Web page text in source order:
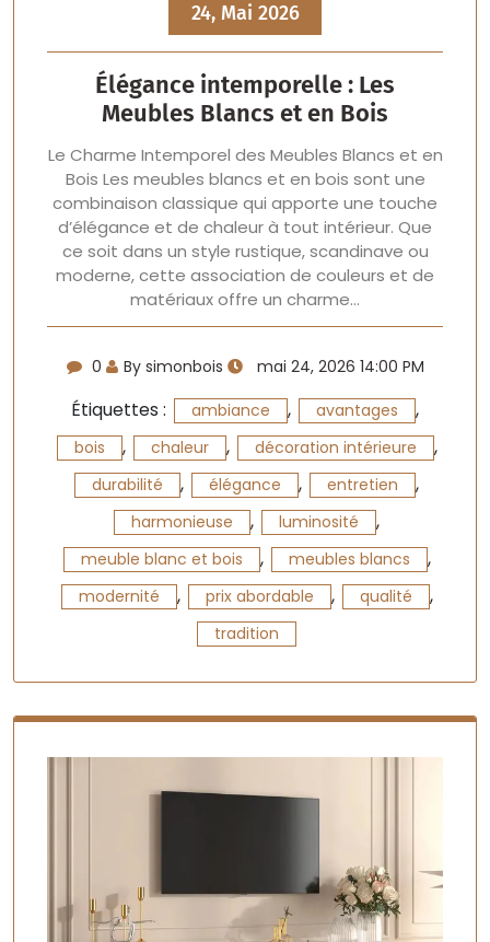
24, Mai 2026
Élégance intemporelle : Les
Meubles Blancs et en Bois
Le Charme Intemporel des Meubles Blancs et en
Bois Les meubles blancs et en bois sont une
combinaison classique qui apporte une touche
d’élégance et de chaleur à tout intérieur. Que
ce soit dans un style rustique, scandinave ou
moderne, cette association de couleurs et de
matériaux offre un charme…
0 By simonbois mai 24, 2026 14:00 PM
Étiquettes : ambiance , avantages ,
bois , chaleur , décoration intérieure ,
durabilité , élégance , entretien ,
harmonieuse , luminosité ,
meuble blanc et bois , meubles blancs ,
modernité , prix abordable , qualité ,
tradition